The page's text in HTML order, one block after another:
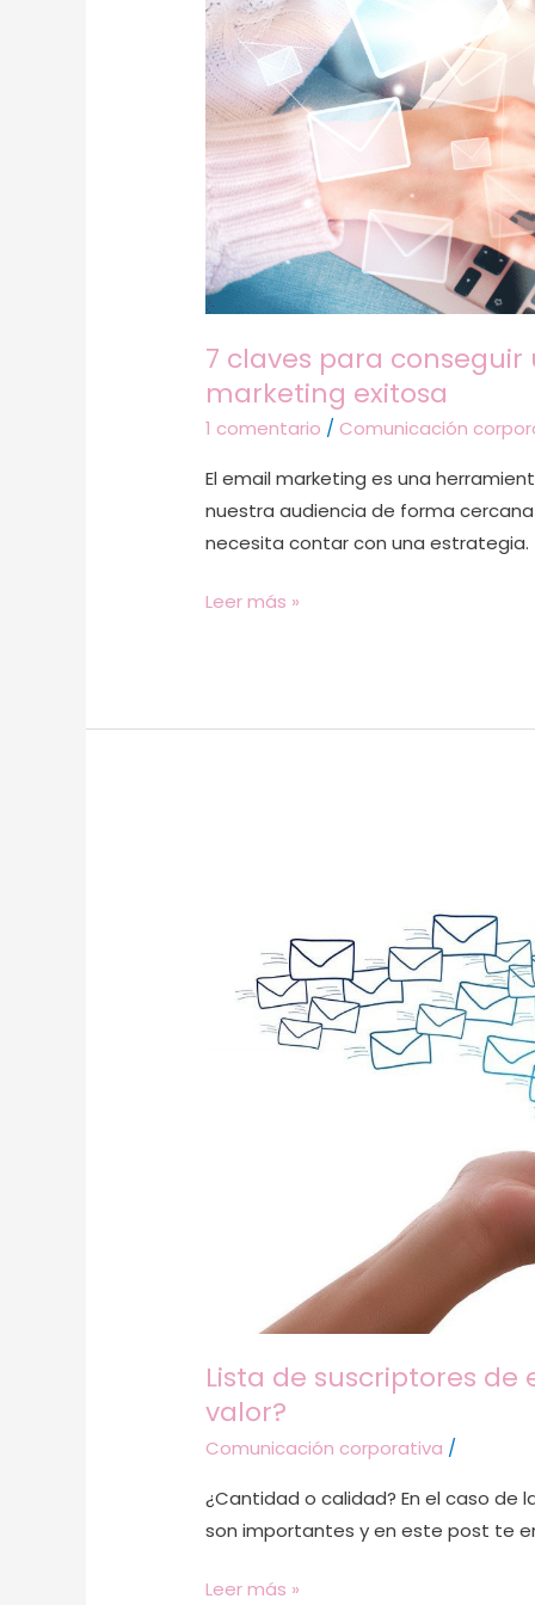
7 claves para
marketing exitosa
1 comentario / Comunicación
El email marketing es una
nuestra audiencia de forma
necesita contar con una estrategia.
una
estrategia
de
email
marketing
exitosa
Leer más »
Lista de suscriptores
valor?
Comunicación corporativa /
¿Cantidad o calidad? En el caso
son importantes y en este post te
¿cómo
puedes
Leer más »